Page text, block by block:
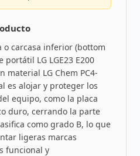
o carcasa inferior (bottom
LG LGE23 E200
material LG Chem PC4-
es alojar y proteger los
equipo, como la placa
duro, cerrando la parte
como grado B, lo que
ligeras marcas
funcional y